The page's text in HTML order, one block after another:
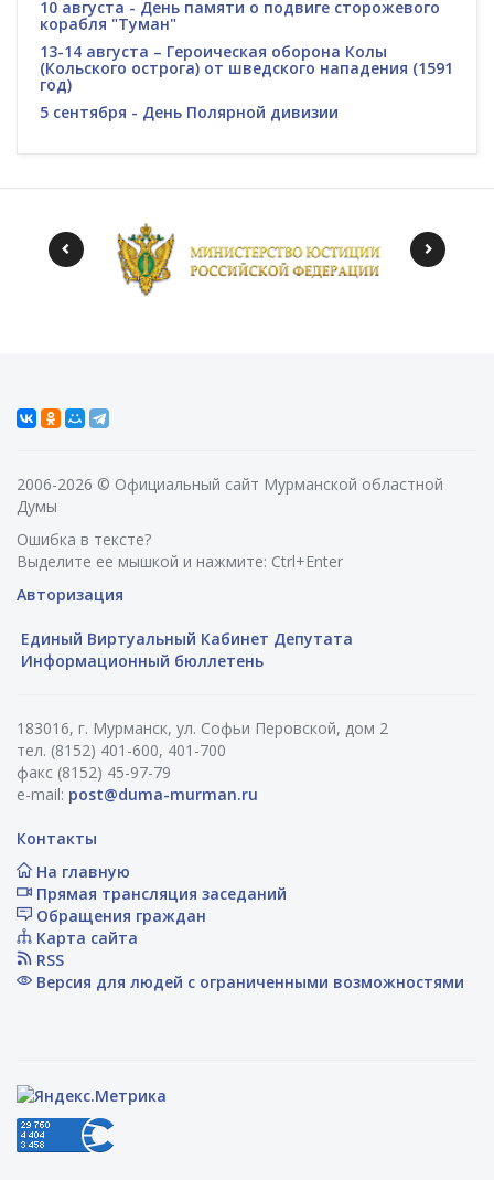
10 августа - День памяти о подвиге сторожевого
корабля "Туман"
13-14 августа – Героическая оборона Колы
(Кольского острога) от шведского нападения (1591
год)
5 сентября - День Полярной дивизии
2006-2026 © Официальный сайт Мурманской областной
Думы
Ошибка в тексте?
Выделите ее мышкой и нажмите: Ctrl+Enter
Авторизация
Единый Виртуальный Кабинет Депутата
Информационный бюллетень
183016, г. Мурманск, ул. Софьи Перовской, дом 2
тел. (8152) 401-600, 401-700
факс (8152) 45-97-79
e-mail: post@duma-murman.ru
Контакты
На главную
Прямая трансляция заседаний
Обращения граждан
Карта сайта
RSS
Версия для людей с ограниченными возможностями